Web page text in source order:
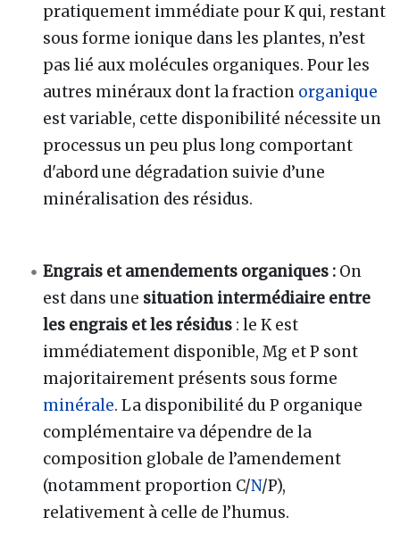
pratiquement immédiate pour K qui, restant
sous forme ionique dans les plantes, n’est
pas lié aux molécules organiques. Pour les
autres minéraux dont la fraction organique
est variable, cette disponibilité nécessite un
processus un peu plus long comportant
d'abord une dégradation suivie d’une
minéralisation des résidus.
Engrais et amendements organiques : On
est dans une situation intermédiaire entre
les engrais et les résidus : le K est
immédiatement disponible, Mg et P sont
majoritairement présents sous forme
minérale. La disponibilité du P organique
complémentaire va dépendre de la
composition globale de l’amendement
(notamment proportion C/N/P),
relativement à celle de l’humus.